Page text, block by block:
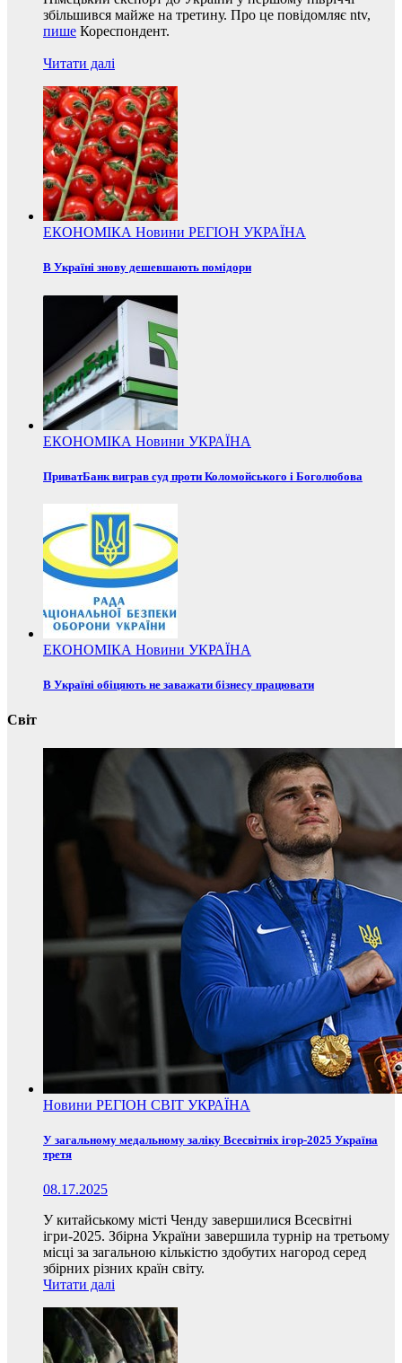
збільшився майже на третину. Про це повідомляє ntv,
пише Кореспондент.
Читати далі
ЕКОНОМІКА Новини РЕГІОН УКРАЇНА
В Україні знову дешевшають помідори
ЕКОНОМІКА Новини УКРАЇНА
ПриватБанк виграв суд проти Коломойського і Боголюбова
ЕКОНОМІКА Новини УКРАЇНА
В Україні обіцяють не заважати бізнесу працювати
Світ
Новини РЕГІОН СВІТ УКРАЇНА
У загальному медальному заліку Всесвітніх ігор-2025 Україна
третя
08.17.2025
У китайському місті Ченду завершилися Всесвітні
ігри-2025. Збірна України завершила турнір на третьому
місці за загальною кількістю здобутих нагород серед
збірних різних країн світу.
Читати далі